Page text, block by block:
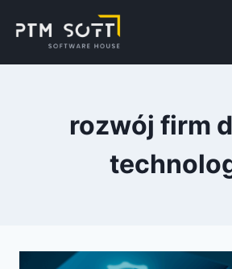
rozwój firm